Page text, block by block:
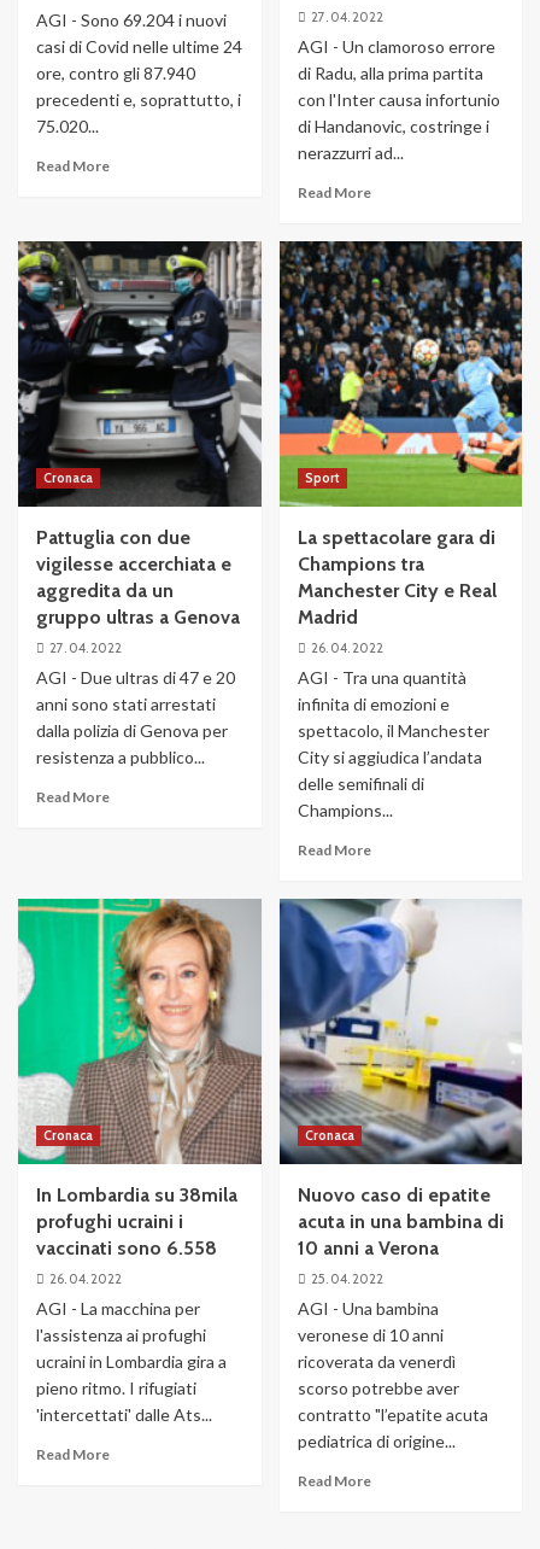
AGI - Sono 69.204 i nuovi
casi di Covid nelle ultime 24
ore, contro gli 87.940
precedenti e, soprattutto, i
75.020...
Read More
27. 04. 2022
AGI - Un clamoroso errore
di Radu, alla prima partita
con l'Inter causa infortunio
di Handanovic, costringe i
nerazzurri ad...
Read More
Cronaca
Pattuglia con due
vigilesse accerchiata e
aggredita da un
gruppo ultras a Genova
27. 04. 2022
AGI - Due ultras di 47 e 20
anni sono stati arrestati
dalla polizia di Genova per
resistenza a pubblico...
Read More
Sport
La spettacolare gara di
Champions tra
Manchester City e Real
Madrid
26. 04. 2022
AGI - Tra una quantità
infinita di emozioni e
spettacolo, il Manchester
City si aggiudica l’andata
delle semifinali di
Champions...
Read More
Cronaca
In Lombardia su 38mila
profughi ucraini i
vaccinati sono 6.558
26. 04. 2022
AGI - La macchina per
l'assistenza ai profughi
ucraini in Lombardia gira a
pieno ritmo. I rifugiati
'intercettati' dalle Ats...
Read More
Cronaca
Nuovo caso di epatite
acuta in una bambina di
10 anni a Verona
25. 04. 2022
AGI - Una bambina
veronese di 10 anni
ricoverata da venerdì
scorso potrebbe aver
contratto "l’epatite acuta
pediatrica di origine...
Read More